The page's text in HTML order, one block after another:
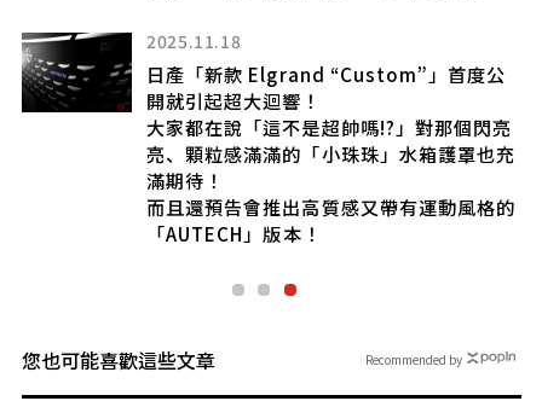
2025.11.18
日產「新款 Elgrand “Custom”」首度公
開就引起超大迴響！
大家都在說「這不是超帥嗎!?」對那個閃亮
亮、顆粒感滿滿的「小珠珠」水箱護罩也充
滿期待！
而且還預告會推出高質感又帶有運動風格的
「AUTECH」版本！
您也可能喜歡這些文章 Recommended by